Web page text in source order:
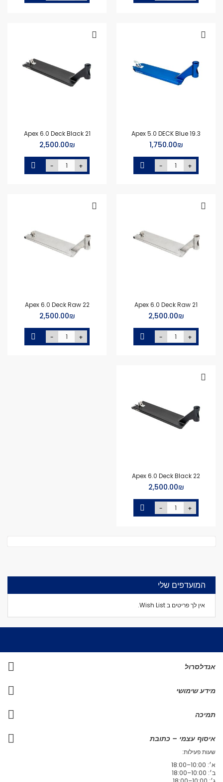
Apex 5.0 DECK Blue 19.3
₪‏1,750.00
- +
Apex 6.0 Deck Black 21
₪‏2,500.00
- +
Apex 6.0 Deck Raw 21
₪‏2,500.00
- +
Apex 6.0 Deck Raw 22
₪‏2,500.00
- +
Apex 6.0 Deck Black 22
₪‏2,500.00
- +
המועדפים שלי
אין לך פריטים ב Wish List.
אנדלסרול
מידע שימושי
תמיכה
איסוף עצמי – כתובת
שעות פעילות:
א׳: 10:00–18:00
ב׳: 10:00–18:00